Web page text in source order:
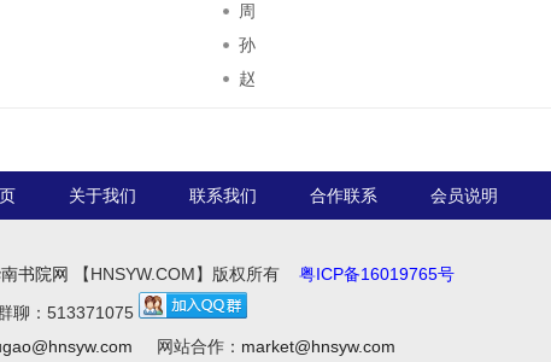
周
孙
赵
关于我们 联系我们 合作联系 会员说明
书院网 【HNSYW.COM】版权所有 粤ICP备16019765号
聊：513371075
网站合作： market@hnsyw.com